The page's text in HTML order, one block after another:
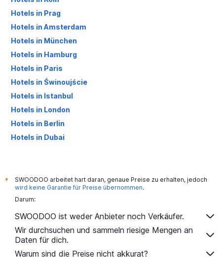
Hotels in Prag
Hotels in Amsterdam
Hotels in München
Hotels in Hamburg
Hotels in Paris
Hotels in Świnoujście
Hotels in Istanbul
Hotels in London
Hotels in Berlin
Hotels in Dubai
*
SWOODOO arbeitet hart daran, genaue Preise zu erhalten, jedoch
wird keine Garantie für Preise übernommen.
Darum:
SWOODOO ist weder Anbieter noch Verkäufer.
Wir durchsuchen und sammeln riesige Mengen an
Daten für dich.
Warum sind die Preise nicht akkurat?